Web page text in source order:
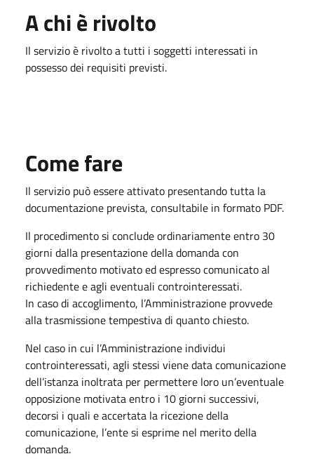
A chi è rivolto
Il servizio è rivolto a tutti i soggetti interessati in
possesso dei requisiti previsti.
Come fare
Il servizio può essere attivato presentando tutta la
documentazione prevista, consultabile in formato PDF.
Il procedimento si conclude ordinariamente entro 30
giorni dalla presentazione della domanda con
provvedimento motivato ed espresso comunicato al
richiedente e agli eventuali controinteressati.
In caso di accoglimento, l’Amministrazione provvede
alla trasmissione tempestiva di quanto chiesto.
Nel caso in cui l’Amministrazione individui
controinteressati, agli stessi viene data comunicazione
dell’istanza inoltrata per permettere loro un’eventuale
opposizione motivata entro i 10 giorni successivi,
decorsi i quali e accertata la ricezione della
comunicazione, l’ente si esprime nel merito della
domanda.